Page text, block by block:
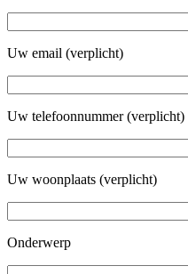
Uw email (verplicht)
Uw telefoonnummer (verplicht)
Uw woonplaats (verplicht)
Onderwerp